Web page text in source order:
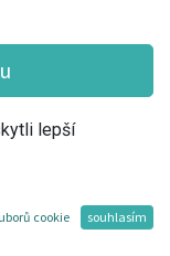
lepší
cookie souhlasím